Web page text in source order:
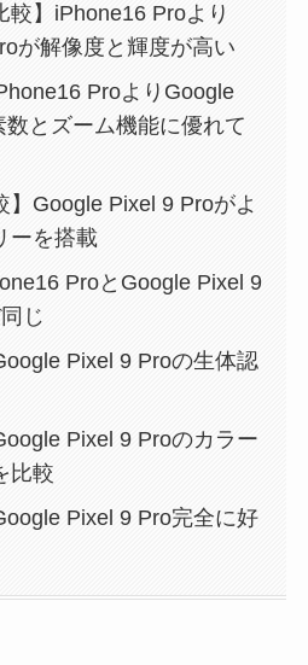
較】iPhone16 Proより
が解像度と輝度が高い
ProよりGoogle
とズーム機能に優れて
】Google Pixel 9 Proがよ
ーを搭載
ProとGoogle Pixel 9
じ
Pixel 9 Proの生体認
Pixel 9 Proのカラー
比較
Pixel 9 Pro完全に好